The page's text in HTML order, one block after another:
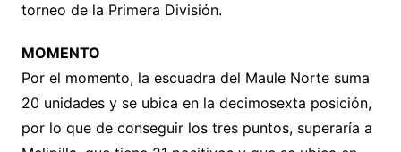
torneo de la Primera División.
MOMENTO
Por el momento, la escuadra del Maule Norte suma
20 unidades y se ubica en la decimosexta posición,
por lo que de conseguir los tres puntos, superaría a